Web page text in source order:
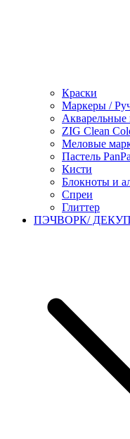
Краски
Маркеры /
Акварельные
ZIG Clean
Меловые
Пастель
Кисти
Блокноты и
Спреи
Глиттер
ПЭЧВОРК/